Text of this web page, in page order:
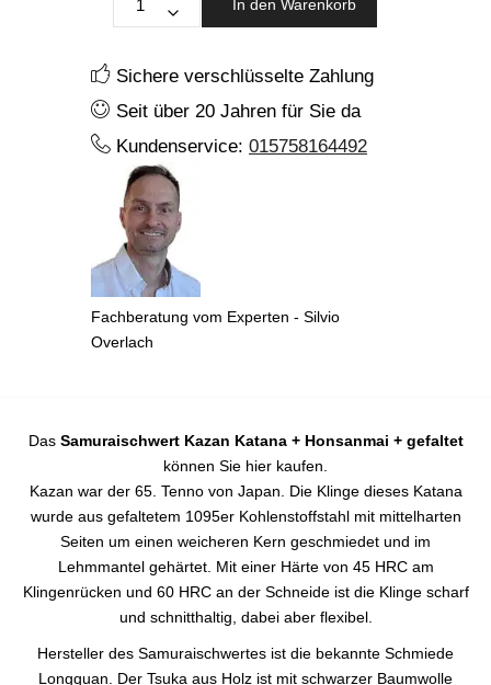
In den Warenkorb
Sichere verschlüsselte Zahlung
Seit über 20 Jahren für Sie da
Kundenservice: 015758164492
Fachberatung vom Experten - Silvio
Overlach
Das Samuraischwert Kazan Katana + Honsanmai + gefaltet
können Sie hier kaufen.
Kazan war der 65. Tenno von Japan. Die Klinge dieses Katana
wurde aus gefaltetem 1095er Kohlenstoffstahl mit mittelharten
Seiten um einen weicheren Kern geschmiedet und im
Lehmmantel gehärtet. Mit einer Härte von 45 HRC am
Klingenrücken und 60 HRC an der Schneide ist die Klinge scharf
und schnitthaltig, dabei aber flexibel.
Hersteller des Samuraischwertes ist die bekannte Schmiede
Longquan. Der Tsuka aus Holz ist mit schwarzer Baumwolle